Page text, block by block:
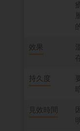
效果
持久度
見效時間